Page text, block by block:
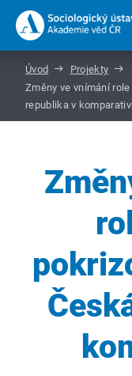
Úvod
Projekty
Změny ve vnímání
republika v